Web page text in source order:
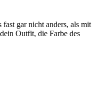
fast gar nicht anders, als mit
Outfit, die Farbe des